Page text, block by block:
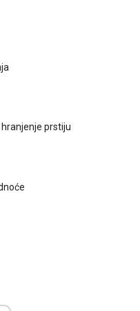
hranjenje prstiju